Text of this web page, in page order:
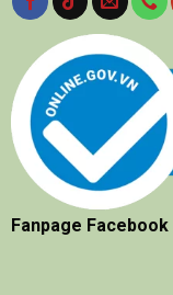
Fanpage Facebook